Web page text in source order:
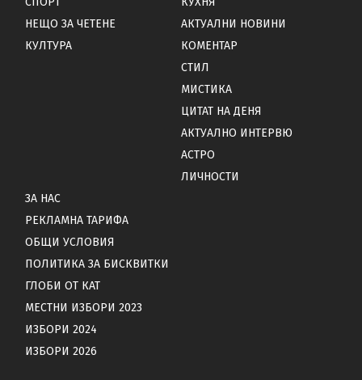
НЕЩО ЗА ЧЕТЕНЕ
КУЛТУРА
АКТУАЛНИ НОВИНИ
КОМЕНТАР
СТИЛ
МИСТИКА
ЦИТАТ НА ДЕНЯ
АКТУАЛНО ИНТЕРВЮ
АСТРО
ЛИЧНОСТИ
ЗА НАС
РЕКЛАМНА ТАРИФА
ОБЩИ УСЛОВИЯ
ПОЛИТИКА ЗА БИСКВИТКИ
ГЛОБИ ОТ КАТ
МЕСТНИ ИЗБОРИ 2023
ИЗБОРИ 2024
ИЗБОРИ 2026